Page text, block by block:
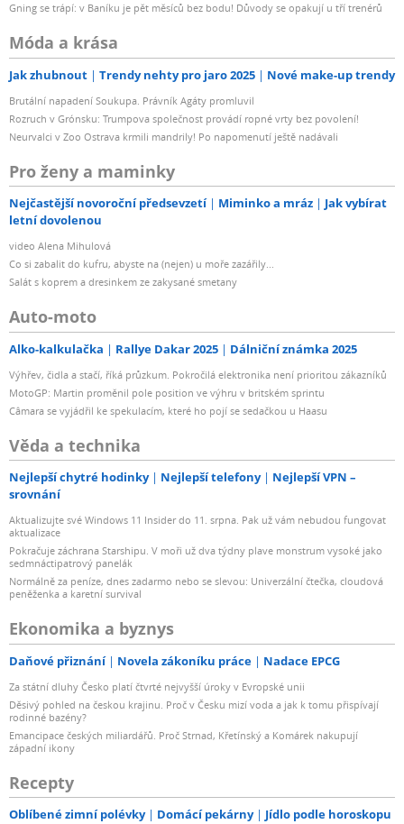
Gning se trápí: v Baníku je pět měsíců bez bodu! Důvody se opakují u tří trenérů
Móda a krása
Jak zhubnout Trendy nehty pro jaro 2025 Nové make-up trendy
Brutální napadení Soukupa. Právník Agáty promluvil
Rozruch v Grónsku: Trumpova společnost provádí ropné vrty bez povolení!
Neurvalci v Zoo Ostrava krmili mandrily! Po napomenutí ještě nadávali
Pro ženy a maminky
Nejčastější novoroční předsevzetí Miminko a mráz
Jak vybírat
letní dovolenou
video Alena Mihulová
Co si zabalit do kufru, abyste na (nejen) u moře zazářily...
Salát s koprem a dresinkem ze zakysané smetany
Auto-moto
Alko-kalkulačka Rallye Dakar 2025 Dálniční známka 2025
Výhřev, čidla a stačí, říká průzkum. Pokročilá elektronika není prioritou zákazníků
MotoGP: Martin proměnil pole position ve výhru v britském sprintu
Câmara se vyjádřil ke spekulacím, které ho pojí se sedačkou u Haasu
Věda a technika
Nejlepší chytré hodinky Nejlepší telefony
Nejlepší VPN –
srovnání
Aktualizujte své Windows 11 Insider do 11. srpna. Pak už vám nebudou fungovat
aktualizace
Pokračuje záchrana Starshipu. V moři už dva týdny plave monstrum vysoké jako
sedmnáctipatrový panelák
Normálně za peníze, dnes zadarmo nebo se slevou: Univerzální čtečka, cloudová
peněženka a karetní survival
Ekonomika a byznys
Daňové přiznání Novela zákoníku práce Nadace EPCG
Za státní dluhy Česko platí čtvrté nejvyšší úroky v Evropské unii
Děsivý pohled na českou krajinu. Proč v Česku mizí voda a jak k tomu přispívají
rodinné bazény?
Emancipace českých miliardářů. Proč Strnad, Křetínský a Komárek nakupují
západní ikony
Recepty
Oblíbené zimní polévky Domácí pekárny Jídlo podle horoskopu